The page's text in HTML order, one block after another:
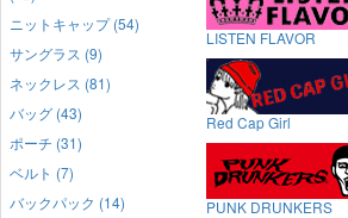
ニットキャップ (54)
サングラス (9)
ネックレス (81)
バッグ (43)
ポーチ (31)
ベルト (7)
バックパック (14)
LISTEN FLAVOR
Red Cap Girl
PUNK DRUNKERS